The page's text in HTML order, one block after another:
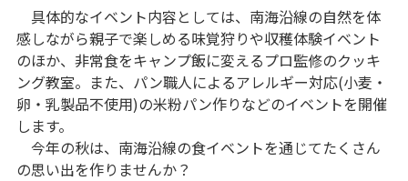
具体的なイベント内容としては、南海沿線の自然を体
感しながら親子で楽しめる味覚狩りや収穫体験イベント
のほか、非常食をキャンプ飯に変えるプロ監修のクッキ
ング教室。また、パン職人によるアレルギー対応(小麦・
卵・乳製品不使用)の米粉パン作りなどのイベントを開催
します。
今年の秋は、南海沿線の食イベントを通じてたくさん
の思い出を作りませんか？